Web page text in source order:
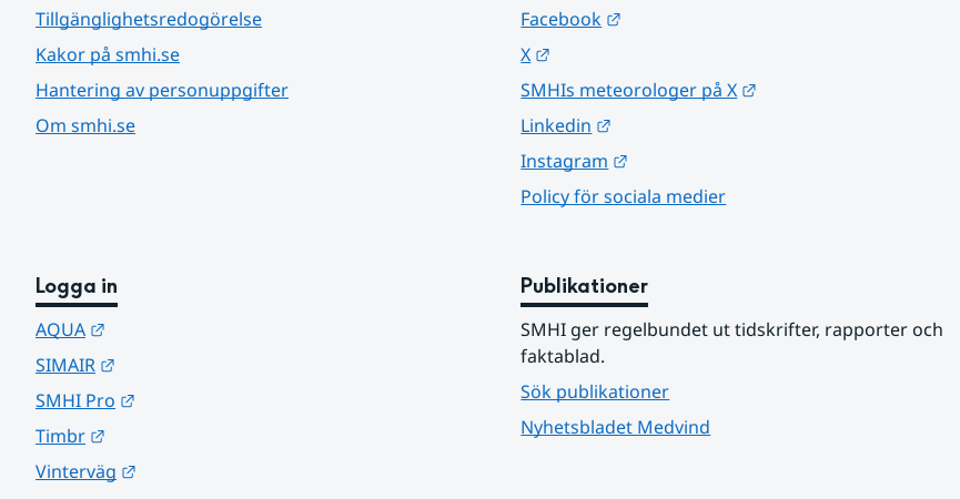
Tillgänglighetsredogörelse
Kakor på smhi.se
Hantering av personuppgifter
Om smhi.se
Facebook
X
SMHIs meteorologer på X
Linkedin
Instagram
Policy för sociala medier
Logga in
AQUA
SIMAIR
SMHI Pro
Timbr
Vinterväg
Publikationer
SMHI ger regelbundet ut tidskrifter, rapporter och
faktablad.
Sök publikationer
Nyhetsbladet Medvind